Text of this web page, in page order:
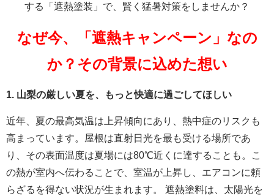
する「遮熱塗装」で、賢く猛暑対策をしませんか？
なぜ今、「遮熱キャンペーン」なの
か？その背景に込めた想い
1. 山梨の厳しい夏を、もっと快適に過ごしてほしい
近年、夏の最高気温は上昇傾向にあり、熱中症のリスクも
高まっています。屋根は直射日光を最も受ける場所であ
り、その表面温度は夏場には80℃近くに達することも。こ
の熱が室内へ伝わることで、室温が上昇し、エアコンに頼
らざるを得ない状況が生まれます。 遮熱塗料は、太陽光を